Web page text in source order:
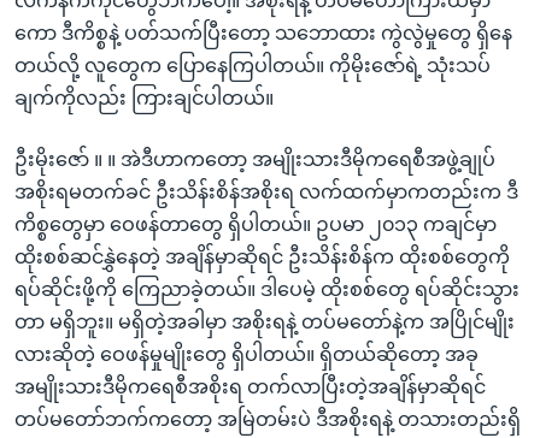
ကော ဒီကိစ္စနဲ့ ပတ်သက်ပြီးတော့ သဘောထား ကွဲလွဲမှုတွေ ရှိနေ
တယ်လို့ လူတွေက ပြောနေကြပါတယ်။ ကိုမိုးဇော်ရဲ့ သုံးသပ်
ချက်ကိုလည်း ကြားချင်ပါတယ်။
ဦးမိုးဇော် ။ ။ အဲဒီဟာကတော့ အမျိုးသားဒီမိုကရေစီအဖွဲ့ချုပ်
အစိုးရမတက်ခင် ဦးသိန်းစိန်အစိုးရ လက်ထက်မှာကတည်းက ဒီ
ကိစ္စတွေမှာ ဝေဖန်တာတွေ ရှိပါတယ်။ ဥပမာ ၂၀၁၃ ကချင်မှာ
ထိုးစစ်ဆင်နွှဲနေတဲ့ အချိန်မှာဆိုရင် ဦးသိန်းစိန်က ထိုးစစ်တွေကို
ရပ်ဆိုင်းဖို့ကို ကြေညာခဲ့တယ်။ ဒါပေမဲ့ ထိုးစစ်တွေ ရပ်ဆိုင်းသွား
တာ မရှိဘူး။ မရှိတဲ့အခါမှာ အစိုးရနဲ့ တပ်မတော်နဲ့က အပြိုင်မျိုး
လားဆိုတဲ့ ဝေဖန်မှုမျိုးတွေ ရှိပါတယ်။ ရှိတယ်ဆိုတော့ အခု
အမျိုးသားဒီမိုကရေစီအစိုးရ တက်လာပြီးတဲ့အချိန်မှာဆိုရင်
တပ်မတော်ဘက်ကတော့ အမြဲတမ်းပဲ ဒီအစိုးရနဲ့ တသားတည်းရှိ